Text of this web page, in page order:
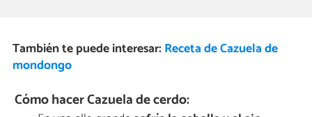
También te puede interesar: Receta de Cazuela de
mondongo
Cómo hacer Cazuela de cerdo: